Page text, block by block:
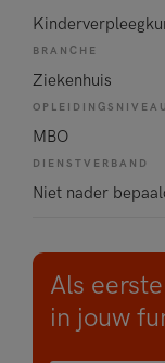
BRANCHE
Ziekenhuis
OPLEIDINGSNIVEAU
MBO
DIENSTVERBAND
Niet nader
Als
in jouw